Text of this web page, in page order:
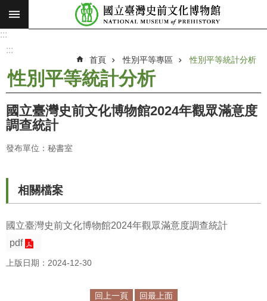
跳到主要內容區塊
搜
願
使
命
最
息
參
展
覽
:::
:::
首頁 性別平等專區 性別平等統計分析
性別平等統計分析
國立臺灣史前文化博物館2024年觀眾滿意度
調查統計
發布單位：秘書室
相關檔案
國立臺灣史前文化博物館2024年觀眾滿意度調查統計
pdf
上版日期：2024-12-30
回上一頁 回最上面